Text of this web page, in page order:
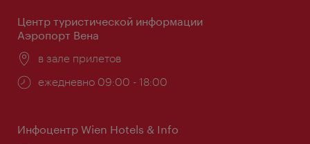
Центр туристической информации
Аэропорт Вена
Расположение:
в зале прилетов
Часы
ежедневно 09:00 - 18:00
Инфоцентр Wien Hotels & Info